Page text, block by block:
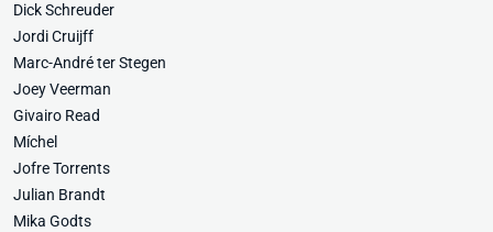
Dick Schreuder
Jordi Cruijff
Marc-André ter Stegen
Joey Veerman
Givairo Read
Míchel
Jofre Torrents
Julian Brandt
Mika Godts